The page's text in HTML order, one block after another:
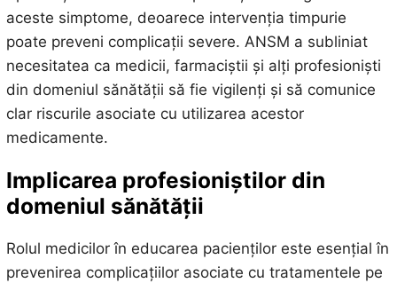
aceste simptome, deoarece intervenția timpurie
poate preveni complicații severe. ANSM a subliniat
necesitatea ca medicii, farmaciștii și alți profesioniști
din domeniul sănătății să fie vigilenți și să comunice
clar riscurile asociate cu utilizarea acestor
medicamente.
Implicarea profesioniștilor din
domeniul sănătății
Rolul medicilor în educarea pacienților este esențial în
prevenirea complicațiilor asociate cu tratamentele pe